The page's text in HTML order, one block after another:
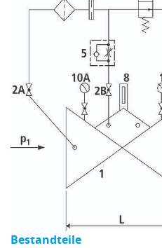
Bestandteile